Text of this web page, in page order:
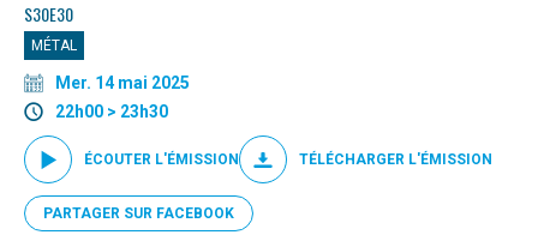
S30E30
MÉTAL
Mer. 14 mai 2025
22h00 > 23h30
ÉCOUTER L'ÉMISSION TÉLÉCHARGER L'ÉMISSION
PARTAGER SUR FACEBOOK